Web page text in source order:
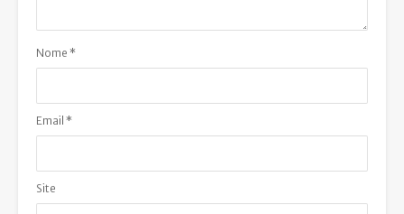
Nome *
Email *
Site